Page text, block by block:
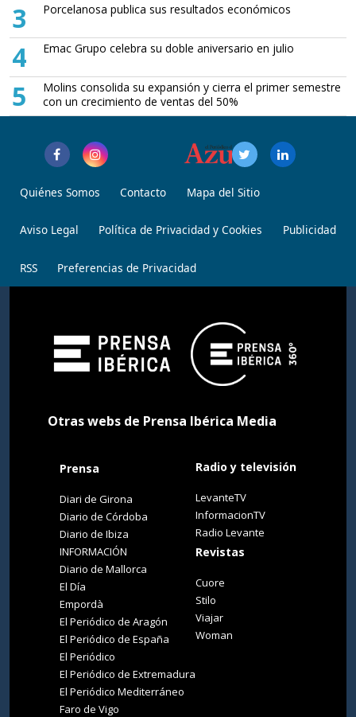
3 Porcelanosa publica sus resultados económicos
4 Emac Grupo celebra su doble aniversario en julio
5
Molins consolida su expansión y cierra el primer semestre
con un crecimiento de ventas del 50%
Quiénes Somos Contacto Mapa del Sitio
Aviso Legal Política de Privacidad y Cookies Publicidad
RSS Preferencias de Privacidad
Otras webs de Prensa Ibérica Media
Prensa
Diari de Girona
Diario de Córdoba
Diario de Ibiza
INFORMACIÓN
Diario de Mallorca
El Día
Empordà
El Periódico de Aragón
El Periódico de España
El Periódico
El Periódico de Extremadura
El Periódico Mediterráneo
Faro de Vigo
Radio y televisión
LevanteTV
InformacionTV
Radio Levante
Revistas
Cuore
Stilo
Viajar
Woman